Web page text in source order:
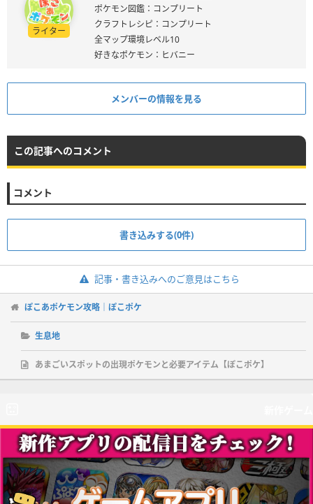
ライター
ポケモン図鑑：コンプリート
クラフトレシピ：コンプリート
全マップ環境レベル10
好きなポケモン：ヒバニー
メンバーの情報を見る
この記事へのコメント
コメント
書き込みする(0件)
記事・書き込みへのご意見はこちら
ぽこあポケモン攻略｜ぽこポケ
生息地
あまごいスポットの出現ポケモンと必要アイテム【ぽこポケ】